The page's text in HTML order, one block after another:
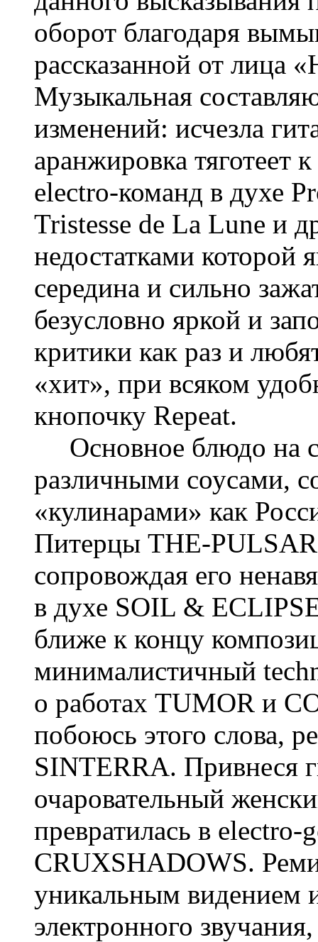
оборот благодаря
рассказанной от лица
Музыкальная
изменений: исчезла
аранжировка тяготеет
electro-команд в духе
Tristesse de La Lune и
недостатками которой
середина и сильно
безусловно яркой и
критики как раз и
«хит», при всяком
кнопочку Repeat.
Основное блюдо на
различными соусами,
«кулинарами» как
Питерцы THE-
сопровождая его
в духе SOIL &
ближе к концу
минималистичный
о работах TUMOR и
побоюсь этого слова,
SINTERRA. Привнеся
очаровательный
превратилась в
CRUXSHADOWS.
уникальным видением
электронного